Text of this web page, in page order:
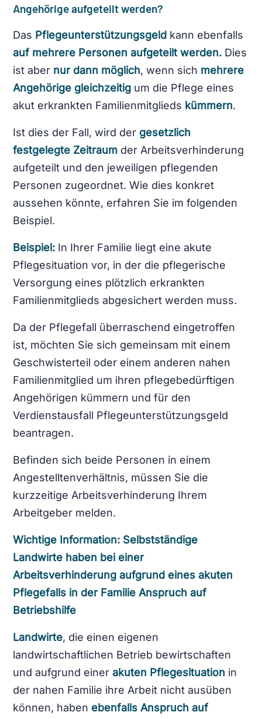
Angehörige aufgeteilt werden?
Das Pflegeunterstützungsgeld kann ebenfalls
auf mehrere Personen aufgeteilt werden. Dies
ist aber nur dann möglich, wenn sich mehrere
Angehörige gleichzeitig um die Pflege eines
akut erkrankten Familienmitglieds kümmern.
Ist dies der Fall, wird der gesetzlich
festgelegte Zeitraum der Arbeitsverhinderung
aufgeteilt und den jeweiligen pflegenden
Personen zugeordnet. Wie dies konkret
aussehen könnte, erfahren Sie im folgenden
Beispiel.
Beispiel: In Ihrer Familie liegt eine akute
Pflegesituation vor, in der die pflegerische
Versorgung eines plötzlich erkrankten
Familienmitglieds abgesichert werden muss.
Da der Pflegefall überraschend eingetroffen
ist, möchten Sie sich gemeinsam mit einem
Geschwisterteil oder einem anderen nahen
Familienmitglied um ihren pflegebedürftigen
Angehörigen kümmern und für den
Verdienstausfall Pflegeunterstützungsgeld
beantragen.
Befinden sich beide Personen in einem
Angestelltenverhältnis, müssen Sie die
kurzzeitige Arbeitsverhinderung Ihrem
Arbeitgeber melden.
Wichtige Information: Selbstständige
Landwirte haben bei einer
Arbeitsverhinderung aufgrund eines akuten
Pflegefalls in der Familie Anspruch auf
Betriebshilfe
Landwirte, die einen eigenen
landwirtschaftlichen Betrieb bewirtschaften
und aufgrund einerakuten Pflegesituation in
der nahen Familie ihre Arbeit nicht ausüben
können, haben ebenfalls Anspruch auf